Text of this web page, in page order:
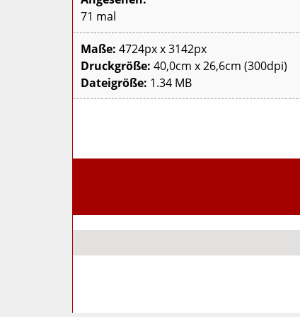
71 mal
Maße: 4724px x 3142px
Druckgröße: 40,0cm x 26,6cm (300dpi)
Dateigröße: 1.34 MB